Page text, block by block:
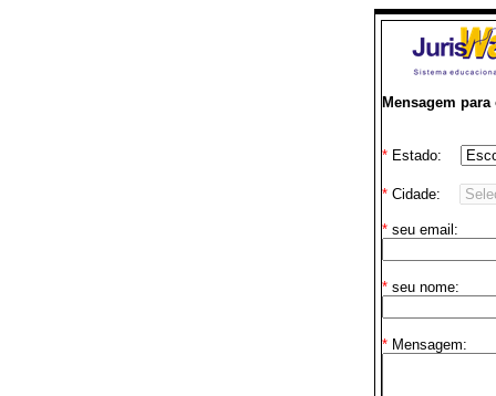
Mensagem
*Estado:
*Cidade:
*seu email:
*seu nome:
*Mensagem: